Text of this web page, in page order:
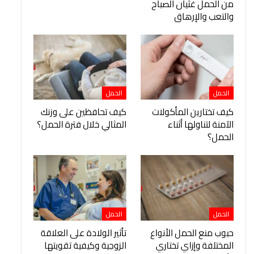
من الحمل غثيان الصباح
والتعب والإرهاق
الحمل
كيف تختارين المأكولات
الآمنة لتناولها أثناء
الحمل؟
الحمل
كيف تحافظين على وزنك
المثالي خلال فترة الحمل؟
الحمل
حبوب منع الحمل الأنواع
المختلفة وإزاي تختاري
الحمل
تأثير الولادة على العلاقة
الزوجية وكيفية تقويتها